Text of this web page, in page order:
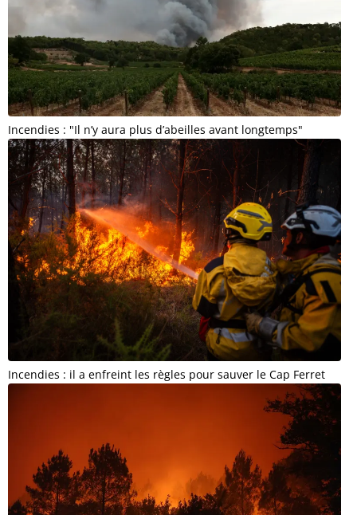
Incendies : "Il n’y aura plus d’abeilles avant longtemps"
Incendies : il a enfreint les règles pour sauver le Cap Ferret